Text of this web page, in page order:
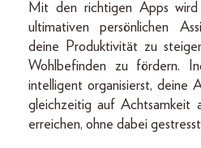
Mit den richtigen Apps
ultimativen persönlichen
deine Produktivität zu
Wohlbefinden zu fördern.
intelligent organisierst, deine
gleichzeitig auf Achtsamkeit
erreichen, ohne dabei